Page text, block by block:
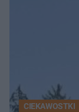
CIEKAWOSTKI